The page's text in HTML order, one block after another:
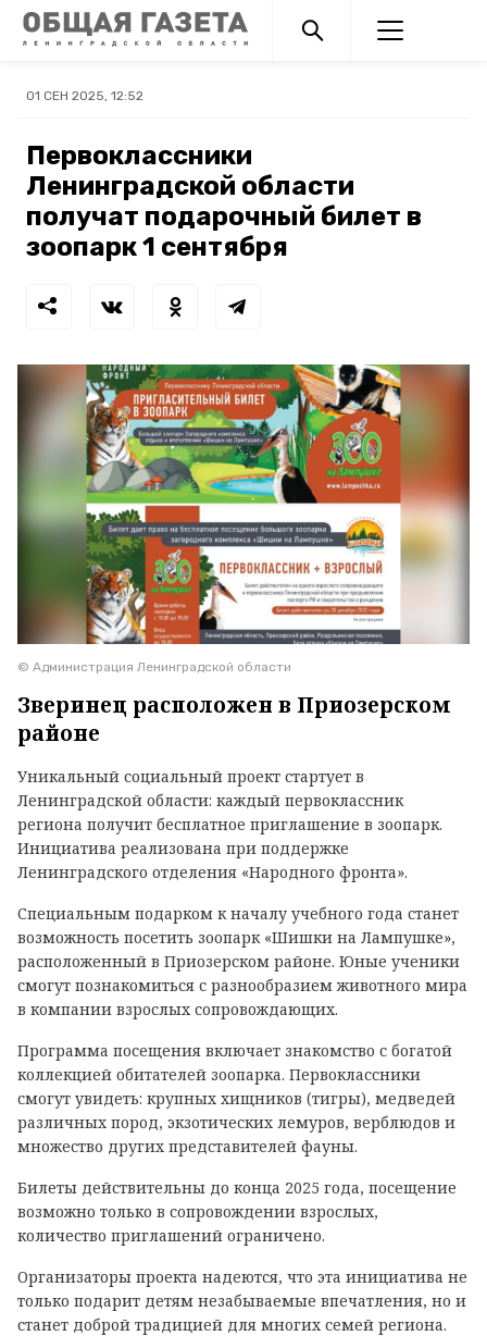
01 СЕН 2025, 12:52
Первоклассники
Ленинградской области
получат подарочный билет в
зоопарк 1 сентября
© Администрация Ленинградской области
Зверинец расположен в Приозерском
районе
Уникальный социальный проект стартует в
Ленинградской области: каждый первоклассник
региона получит бесплатное приглашение в зоопарк.
Инициатива реализована при поддержке
Ленинградского отделения «Народного фронта».
Специальным подарком к началу учебного года станет
возможность посетить зоопарк «Шишки на Лампушке»,
расположенный в Приозерском районе. Юные ученики
смогут познакомиться с разнообразием животного мира
в компании взрослых сопровождающих.
Программа посещения включает знакомство с богатой
коллекцией обитателей зоопарка. Первоклассники
смогут увидеть: крупных хищников (тигры), медведей
различных пород, экзотических лемуров, верблюдов и
множество других представителей фауны.
Билеты действительны до конца 2025 года, посещение
возможно только в сопровождении взрослых,
количество приглашений ограничено.
Организаторы проекта надеются, что эта инициатива не
только подарит детям незабываемые впечатления, но и
станет доброй традицией для многих семей региона.